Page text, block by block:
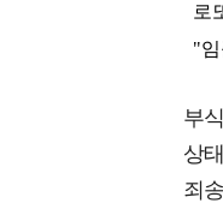
부
상
죄